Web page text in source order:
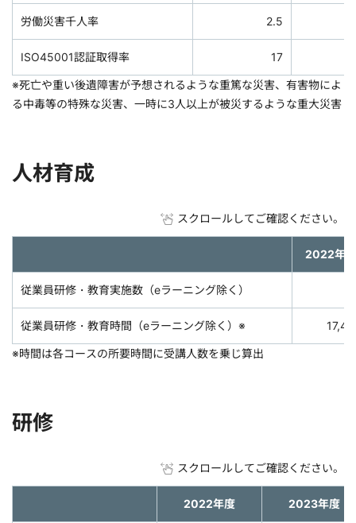
労働災害千人率 2.5
ISO45001認証取得率 17
※死亡や重い後遺障害が予想されるような重篤な災害、有害物によ
る中毒等の特殊な災害、一時に3人以上が被災するような重大災害
人材育成
スクロールしてご確認ください。
2022年度
従業員研修・教育実施数（eラーニング除く）
従業員研修・教育時間（eラーニング除く）※
※時間は各コースの所要時間に受講人数を乗じ算出
研修
スクロールしてご確認ください。
2022年度 2023年度